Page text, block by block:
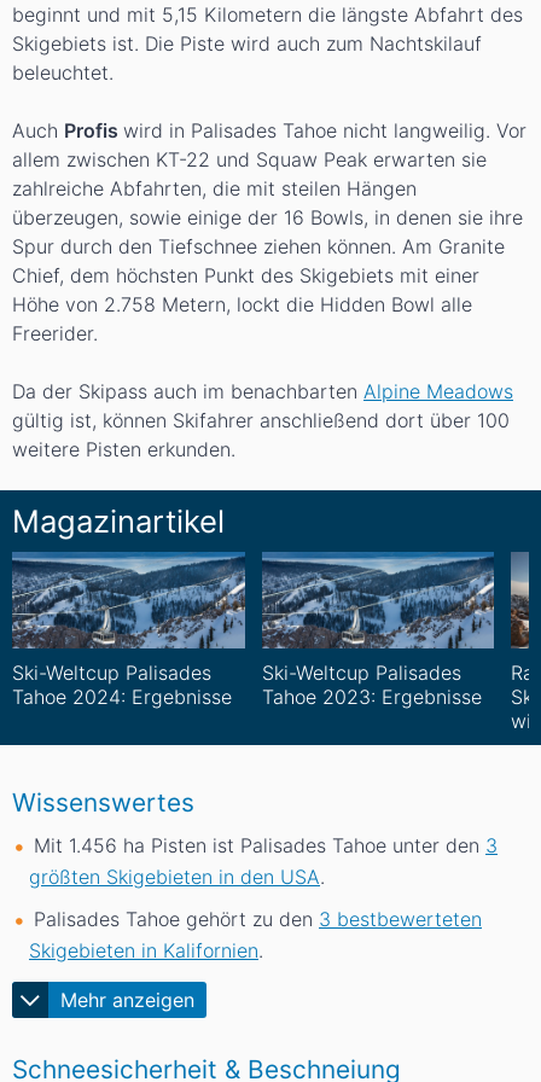
beginnt und mit 5,15 Kilometern die längste Abfahrt des
Skigebiets ist. Die Piste wird auch zum Nachtskilauf
beleuchtet.
Auch Profis wird in Palisades Tahoe nicht langweilig. Vor
allem zwischen KT-22 und Squaw Peak erwarten sie
zahlreiche Abfahrten, die mit steilen Hängen
überzeugen, sowie einige der 16 Bowls, in denen sie ihre
Spur durch den Tiefschnee ziehen können. Am Granite
Chief, dem höchsten Punkt des Skigebiets mit einer
Höhe von 2.758 Metern, lockt die Hidden Bowl alle
Freerider.
Da der Skipass auch im benachbarten Alpine Meadows
gültig ist, können Skifahrer anschließend dort über 100
weitere Pisten erkunden.
Magazinartikel
Ski-Weltcup Palisades
Tahoe 2024: Ergebnisse
Ski-Weltcup Palisades
Tahoe 2023: Ergebnisse
Wissenswertes
Mehr anzeigen
Mit 1.456 ha Pisten ist Palisades Tahoe unter den 3
größten Skigebieten in den USA.
Palisades Tahoe gehört zu den 3 bestbewerteten
Skigebieten in Kalifornien.
Schneesicherheit & Beschneiung